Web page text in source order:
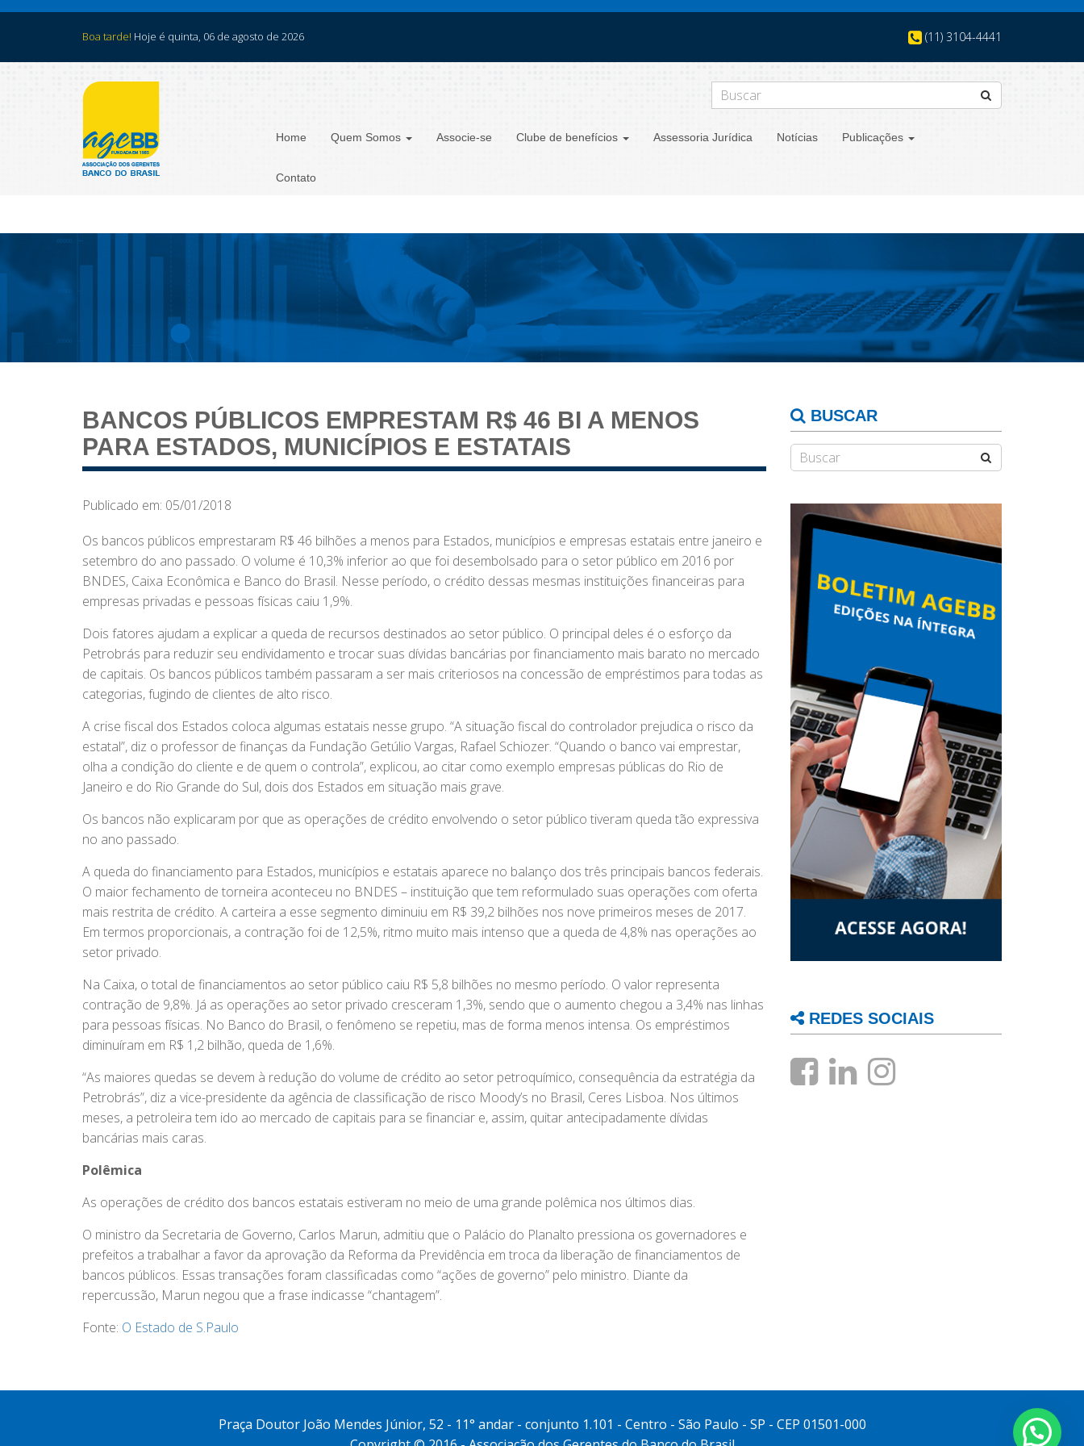
Boa tarde! Hoje é quinta, 06 de agosto de 2026 (11) 3104-4441
Home Quem Somos Associe-se Clube de benefícios Assessoria Jurídica Notícias Publicações
Contato
BANCOS PÚBLICOS EMPRESTAM R$ 46 BI A MENOS
PARA ESTADOS, MUNICÍPIOS E ESTATAIS
Publicado em: 05/01/2018
Os bancos públicos emprestaram R$ 46 bilhões a menos para Estados, municípios e empresas estatais entre janeiro e
setembro do ano passado. O volume é 10,3% inferior ao que foi desembolsado para o setor público em 2016 por
BNDES, Caixa Econômica e Banco do Brasil. Nesse período, o crédito dessas mesmas instituições financeiras para
empresas privadas e pessoas físicas caiu 1,9%.
Dois fatores ajudam a explicar a queda de recursos destinados ao setor público. O principal deles é o esforço da
Petrobrás para reduzir seu endividamento e trocar suas dívidas bancárias por financiamento mais barato no mercado
de capitais. Os bancos públicos também passaram a ser mais criteriosos na concessão de empréstimos para todas as
categorias, fugindo de clientes de alto risco.
A crise fiscal dos Estados coloca algumas estatais nesse grupo. “A situação fiscal do controlador prejudica o risco da
estatal”, diz o professor de finanças da Fundação Getúlio Vargas, Rafael Schiozer. “Quando o banco vai emprestar,
olha a condição do cliente e de quem o controla”, explicou, ao citar como exemplo empresas públicas do Rio de
Janeiro e do Rio Grande do Sul, dois dos Estados em situação mais grave.
Os bancos não explicaram por que as operações de crédito envolvendo o setor público tiveram queda tão expressiva
no ano passado.
A queda do financiamento para Estados, municípios e estatais aparece no balanço dos três principais bancos federais.
O maior fechamento de torneira aconteceu no BNDES – instituição que tem reformulado suas operações com oferta
mais restrita de crédito. A carteira a esse segmento diminuiu em R$ 39,2 bilhões nos nove primeiros meses de 2017.
Em termos proporcionais, a contração foi de 12,5%, ritmo muito mais intenso que a queda de 4,8% nas operações ao
setor privado.
Na Caixa, o total de financiamentos ao setor público caiu R$ 5,8 bilhões no mesmo período. O valor representa
contração de 9,8%. Já as operações ao setor privado cresceram 1,3%, sendo que o aumento chegou a 3,4% nas linhas
para pessoas físicas. No Banco do Brasil, o fenômeno se repetiu, mas de forma menos intensa. Os empréstimos
diminuíram em R$ 1,2 bilhão, queda de 1,6%.
“As maiores quedas se devem à redução do volume de crédito ao setor petroquímico, consequência da estratégia da
Petrobrás”, diz a vice-presidente da agência de classificação de risco Moody’s no Brasil, Ceres Lisboa. Nos últimos
meses, a petroleira tem ido ao mercado de capitais para se financiar e, assim, quitar antecipadamente dívidas
bancárias mais caras.
Polêmica
As operações de crédito dos bancos estatais estiveram no meio de uma grande polêmica nos últimos dias.
O ministro da Secretaria de Governo, Carlos Marun, admitiu que o Palácio do Planalto pressiona os governadores e
prefeitos a trabalhar a favor da aprovação da Reforma da Previdência em troca da liberação de financiamentos de
bancos públicos. Essas transações foram classificadas como “ações de governo” pelo ministro. Diante da
repercussão, Marun negou que a frase indicasse “chantagem”.
Fonte: O Estado de S.Paulo
BUSCAR
REDES SOCIAIS
Praça Doutor João Mendes Júnior, 52 - 11° andar - conjunto 1.101 - Centro - São Paulo - SP - CEP 01501-000